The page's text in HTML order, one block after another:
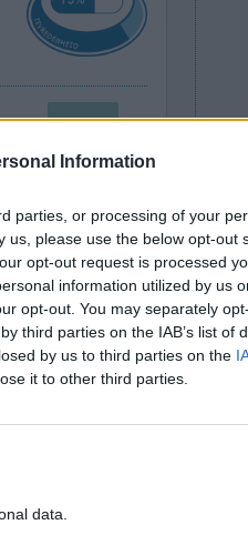
Information
parties, or processing of your
please use the below opt-out
opt-out request is processed
information utilized by us
opt-out. You may separately
third parties on the IAB’s list of
by us to third parties on the
it to other third parties.
data.